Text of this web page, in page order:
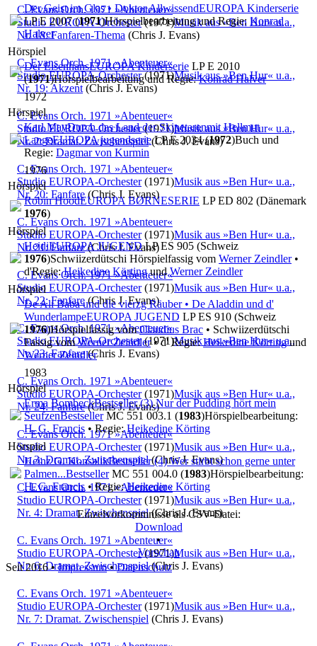
C. Evans Orch. 1971 »Abenteuer«
Studio EUROPA-Orchester(1971)Musik aus »Ben Hur« u.a.,
Nr. 18: Fanfaren-Thema (Chris J. Evans)
C. Evans Orch. 1971 »Abenteuer«
Studio EUROPA-Orchester(1971)Musik aus »Ben Hur« u.a.,
Nr. 19: Akzent (Chris J. Evans)
C. Evans Orch. 1971 »Abenteuer«
Studio EUROPA-Orchester(1971)Musik aus »Ben Hur« u.a.,
Nr. 2: Dramat. Zwischenspiel (Chris J. Evans)
C. Evans Orch. 1971 »Abenteuer«
Studio EUROPA-Orchester(1971)Musik aus »Ben Hur« u.a.,
Nr. 20: Fanfare (Chris J. Evans)
C. Evans Orch. 1971 »Abenteuer«
Studio EUROPA-Orchester(1971)Musik aus »Ben Hur« u.a.,
Nr. 21: Fanfare (Chris J. Evans)
C. Evans Orch. 1971 »Abenteuer«
Studio EUROPA-Orchester(1971)Musik aus »Ben Hur« u.a.,
Nr. 22: Fanfare (Chris J. Evans)
C. Evans Orch. 1971 »Abenteuer«
Studio EUROPA-Orchester(1971)Musik aus »Ben Hur« u.a.,
Nr. 23: Fanfare (Chris J. Evans)
C. Evans Orch. 1971 »Abenteuer«
Studio EUROPA-Orchester(1971)Musik aus »Ben Hur« u.a.,
Nr. 24: Fanfare (Chris J. Evans)
C. Evans Orch. 1971 »Abenteuer«
Studio EUROPA-Orchester(1971)Musik aus »Ben Hur« u.a.,
Nr. 3: Dramat. Zwischenspiel (Chris J. Evans)
C. Evans Orch. 1971 »Abenteuer«
Studio EUROPA-Orchester(1971)Musik aus »Ben Hur« u.a.,
Nr. 4: Dramat. Zwischenspiel (Chris J. Evans)
C. Evans Orch. 1971 »Abenteuer«
Studio EUROPA-Orchester(1971)Musik aus »Ben Hur« u.a.,
Nr. 6: Dramat. Zwischenspiel (Chris J. Evans)
C. Evans Orch. 1971 »Abenteuer«
Studio EUROPA-Orchester(1971)Musik aus »Ben Hur« u.a.,
Nr. 7: Dramat. Zwischenspiel (Chris J. Evans)
Der Geist im Glas • Doktor AllwissendEUROPA Kinderserie
LP E 2007 (1971)Hörspielbearbeitung und Regie: Konrad
Halver
Hörspiel
Der EisenhansEUROPA Kinderserie LP E 2010
(1971)Hörspielbearbeitung und Regie:Konrad Halver
1972
Hörspiel
Karl MayDurch das Land der Skipetarenmit Hellmut
LangeEUROPA jugendserieLP E 2034 (1972)Buch und
Regie: Dagmar von Kurmin
1976
Hörspiel
Robin HoodEUROPA BØRNESERIE LP ED 802 (Dänemark
1976)
Hörspiel
HeidiEUROPA JUGENDLP ES 905 (Schweiz
1976)Schwiizerdütschi Hörspielfassig vom Werner Zeindler•
d'Regie:Heikedine KörtingundWerner Zeindler
Hörspiel
De Ali Baba und die vierzg Räuber • De Aladdin und d'
WunderlampeEUROPA JUGEND LP ES 910 (Schweiz
1976)Hörspielfassig vomClaudius Brac • Schwiizerdütschi
Fassig vomWerner Zeindler• d' Regie:Heikedine Körtingund
Werner Zeindler
1983
Hörspiel
Erma BombeckBestseller (3) Nur der Pudding hört mein
SeufzenBestsellerMC 551 003.1 (1983)Hörspielbearbeitung:
H. G. Francis • Regie:Heikedine Körting
Hörspiel
Heinz G. KonsalikBestseller (4) Wer stirbt schon gerne unter
Palmen...BestsellerMC 551 004.0 (1983)Hörspielbearbeitung:
H. G. Francis • Regie:Heikedine Körting
Einzelvorkommnisse als CSV-Datei:
Download
•
Vorschau
Seit 2016 • Impressum • Datenschutz